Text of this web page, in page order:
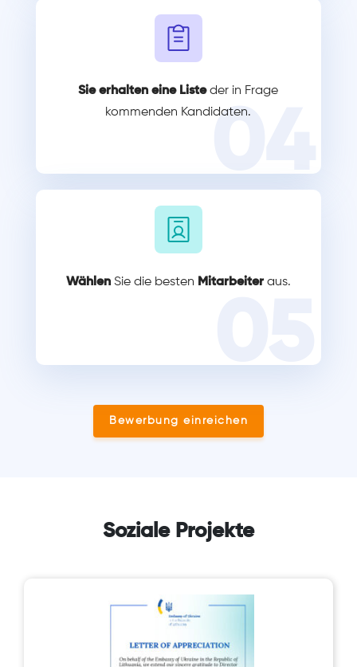
Sie erhalten eine Listeder in Frage
kommenden Kandidaten.
Wählen Sie die besten Mitarbeiteraus.
Bewerbung einreichen
Soziale Projekte